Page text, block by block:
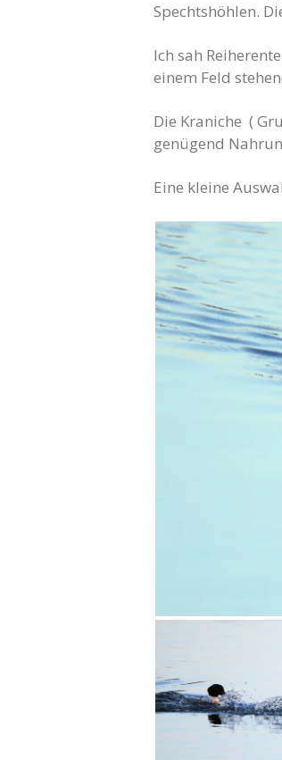
Spechtshöhlen.
Ich sah
einem Feld
Die Kraniche (
genügend
Eine kleine